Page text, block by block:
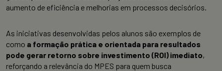
aumento de eficiência e melhorias em processos decisórios.
As iniciativas desenvolvidas pelos alunos são exemplos de
como a formação prática e orientada para resultados
pode gerar retorno sobre investimento (ROI) imediato,
reforçando a relevância do MPES para quem busca